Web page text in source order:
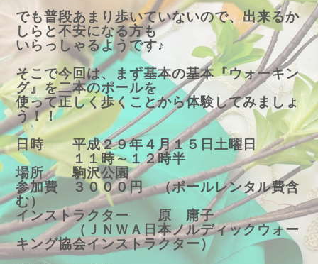
でも普段あまり歩いていないので、出来るか
しらと不安になる方も
いらっしゃるようです♪
そこで今回は、まず基本の基本『ウォーキン
グ』を二本のポールを
使って正しく歩くことから体験してみましょ
う！！
日時 平成２９年４月１５日土曜日
１１時～１２時半
場所 駒沢公園
参加費 ３０００円 （ポールレンタル費含
む）
インストラクター 原 庸子
（ ＪＮＷＡ日本ノルディックウォー
キング協会インストラクター）